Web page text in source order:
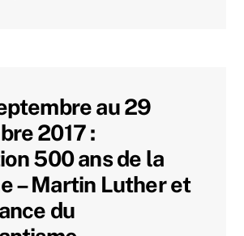
au 29
2017 :
500 ans de la
– Martin Luther et
du